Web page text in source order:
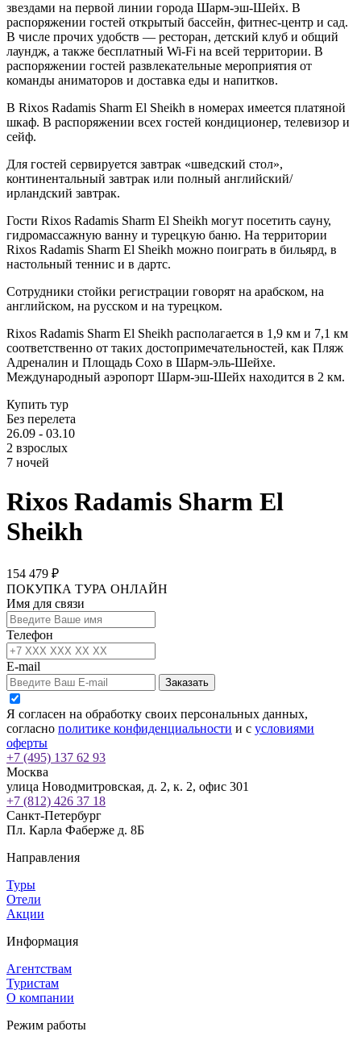
звездами на первой линии города Шарм-эш-Шейх. В
распоряжении гостей открытый бассейн, фитнес-центр и сад.
В числе прочих удобств — ресторан, детский клуб и общий
лаундж, а также бесплатный Wi-Fi на всей территории. В
распоряжении гостей развлекательные мероприятия от
команды аниматоров и доставка еды и напитков.
В Rixos Radamis Sharm El Sheikh в номерах имеется платяной
шкаф. В распоряжении всех гостей кондиционер, телевизор и
сейф.
Для гостей сервируется завтрак «шведский стол»,
континентальный завтрак или полный английский/
ирландский завтрак.
Гости Rixos Radamis Sharm El Sheikh могут посетить сауну,
гидромассажную ванну и турецкую баню. На территории
Rixos Radamis Sharm El Sheikh можно поиграть в бильярд, в
настольный теннис и в дартс.
Сотрудники стойки регистрации говорят на арабском, на
английском, на русском и на турецком.
Rixos Radamis Sharm El Sheikh располагается в 1,9 км и 7,1 км
соответственно от таких достопримечательностей, как Пляж
Адреналин и Площадь Сохо в Шарм-эль-Шейхе.
Международный аэропорт Шарм-эш-Шейх находится в 2 км.
Купить тур
Без перелета
26.09 - 03.10
2 взрослых
7 ночей
Rixos Radamis Sharm El
Sheikh
154 479 ₽
ПОКУПКА ТУРА ОНЛАЙН
Имя для связи
Телефон
E-mail
Заказать
Я согласен на обработку своих персональных данных,
согласно политике конфиденциальности и с условиями
оферты
+7 (495) 137 62 93
Москва
улица Новодмитровская, д. 2, к. 2, офис 301
+7 (812) 426 37 18
Санкт-Петербург
Пл. Карла Фаберже д. 8Б
Направления
Туры
Отели
Акции
Информация
Агентствам
Туристам
О компании
Режим работы